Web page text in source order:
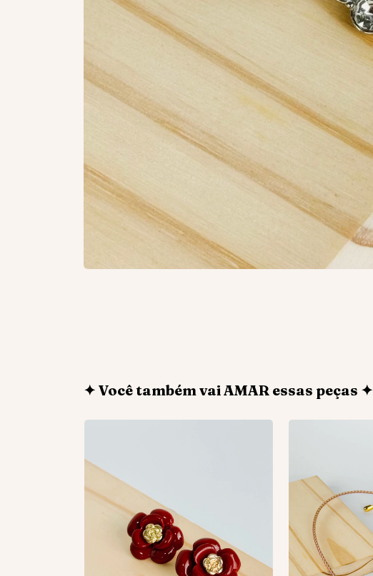
✦ Você também vai AMAR essas peças ✦